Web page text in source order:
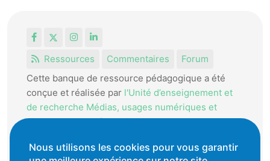
FacebookInstagram
LinkedIn
Ressources
Commentaires
Forum
Cette banque de ressource pédagogique a été
conçue et réalisée par l'Unité d’enseignement et
de recherche Médias, usages numériques et
didactique de l’Informatique.
La HEP-VD met cet outil à disposition des
Nous utilisons les cookies pour vous garantir